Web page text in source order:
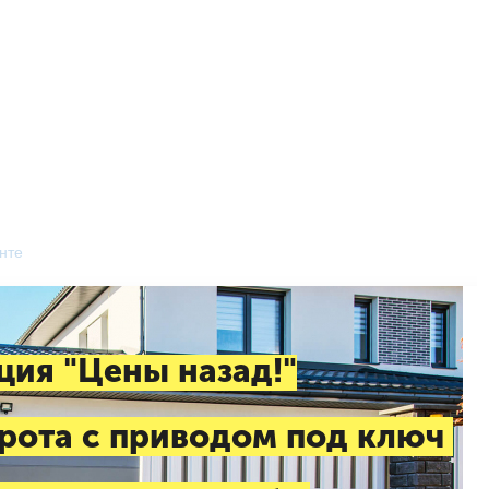
"Цены назад!"
с приводом под ключ